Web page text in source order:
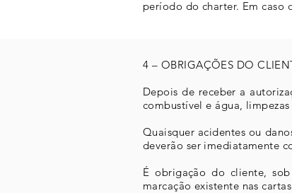
período do charter. Em caso
4 – OBRIGAÇÕES DO
Depois de receber a
combustível e água,
Quaisquer acidentes ou
deverão ser imediatamente
É obrigação do cliente,
marcação existente nas